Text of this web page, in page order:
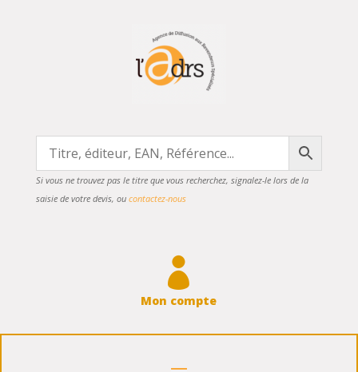
Si vous ne trouvez pas le titre que vous recherchez, signalez-le lors de la
saisie de votre devis, ou contactez-nous

Mon compte